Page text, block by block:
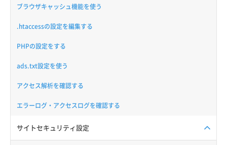
ブラウザキャッシュ機能を使う
.htaccessの設定を編集する
PHPの設定をする
ads.txt設定を使う
アクセス解析を確認する
エラーログ・アクセスログを確認する
サイトセキュリティ設定